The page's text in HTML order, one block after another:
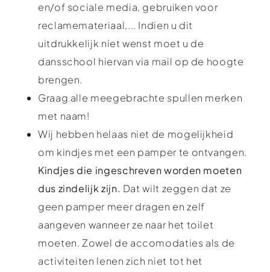
en/of sociale media, gebruiken voor
reclamemateriaal,... Indien u dit
uitdrukkelijk niet wenst moet u de
dansschool hiervan via mail op de hoogte
brengen.
Graag alle meegebrachte spullen merken
met naam!
Wij hebben helaas niet de mogelijkheid
om kindjes met een pamper te ontvangen.
Kindjes die ingeschreven worden moeten
dus zindelijk zijn. Dat wilt zeggen dat ze
geen pamper meer dragen en zelf
aangeven wanneer ze naar het toilet
moeten. Zowel de accomodaties als de
activiteiten lenen zich niet tot het